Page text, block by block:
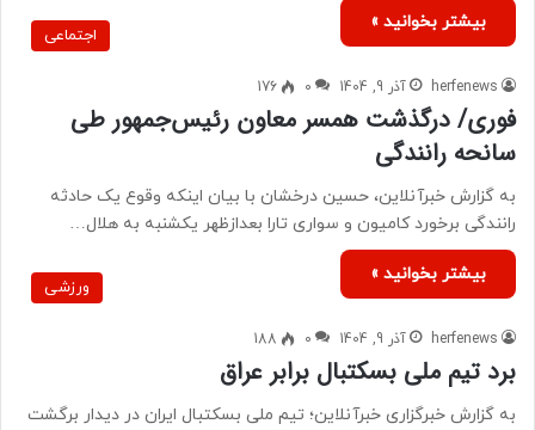
بیشتر بخوانید »
اجتماعی
herfenews آذر 9, 1404 0
176
فوری/ درگذشت همسر معاون رئیس‌جمهور طی
سانحه رانندگی
به گزارش خبرآنلاین، حسین درخشان با بیان اینکه وقوع یک حادثه
رانندگی برخورد کامیون و سواری تارا بعدازظهر یکشنبه به هلال…
بیشتر بخوانید »
ورزشی
herfenews آذر 9, 1404 0
188
برد تیم ملی بسکتبال برابر عراق
به گزارش خبرگزاری خبرآنلاین؛ تیم ملی بسکتبال ایران در دیدار برگشت